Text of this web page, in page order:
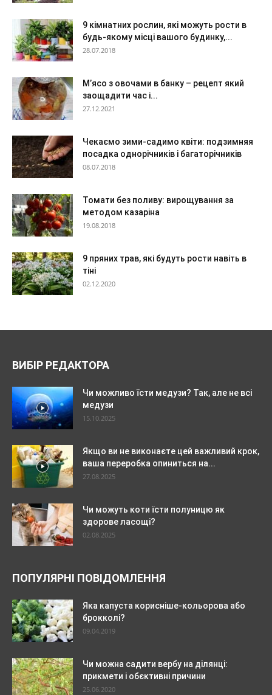
9 кімнатних рослин, які можуть рости в
будь-якому місці вашого будинку,...
28.07.2018
М’ясо з овочами в банку – рецепт який
заощадити час і...
27.12.2021
Чекаємо зими-садимо квіти: подзимняя
посадка однорічників і багаторічників
08.07.2018
Томати без поливу: вирощування за
методом казаріна
19.08.2018
9 пряних трав, які будуть рости навіть в
тіні
02.12.2020
ВИБІР РЕДАКТОРА
Чи можливо їсти медузи? Так, але не всі
медузи
15.10.2025
Якщо ви не виконаєте цей важливий крок,
ваша переробка опиниться на...
27.08.2025
Чи можуть коти їсти полуницю як
здорове ласощі?
02.08.2025
ПОПУЛЯРНІ ПОВІДОМЛЕННЯ
Яка капуста корисніше-кольорова або
брокколі?
09.04.2019
Чи можна садити вербу на ділянці:
прикмети і обєктивні причини
25.06.2020